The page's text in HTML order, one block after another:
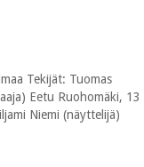
Tekijät: Tuomas
Eetu Ruohomäki, 13
Niemi (näyttelijä)